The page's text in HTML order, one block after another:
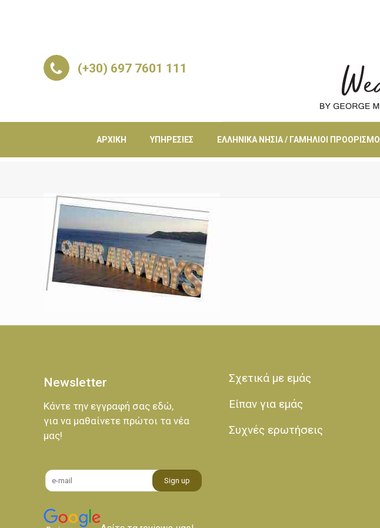
(+30) 697 7601 111
ΑΡΧΙΚΉ ΥΠΗΡΕΣΊΕΣ ΕΛΛΗΝΙΚΆ ΝΗΣΙΆ / ΓΑΜΉΛΙΟΙ ΠΡΟΟΡΙΣΜΟΊ
Newsletter
Κάντε την εγγραφή σας εδώ,
για να μαθαίνετε πρώτοι τα νέα
μας!
Σχετικά με εμάς
Είπαν για εμάς
Συχνές ερωτήσεις